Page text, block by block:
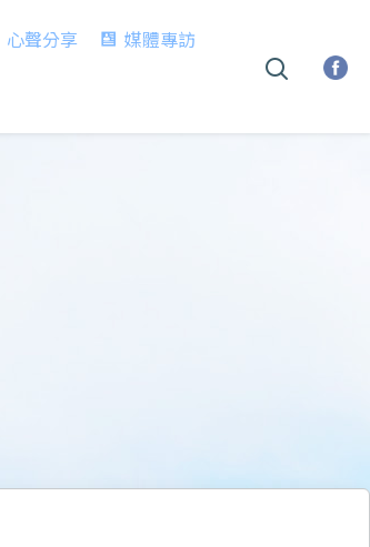
心聲分享 媒體專訪